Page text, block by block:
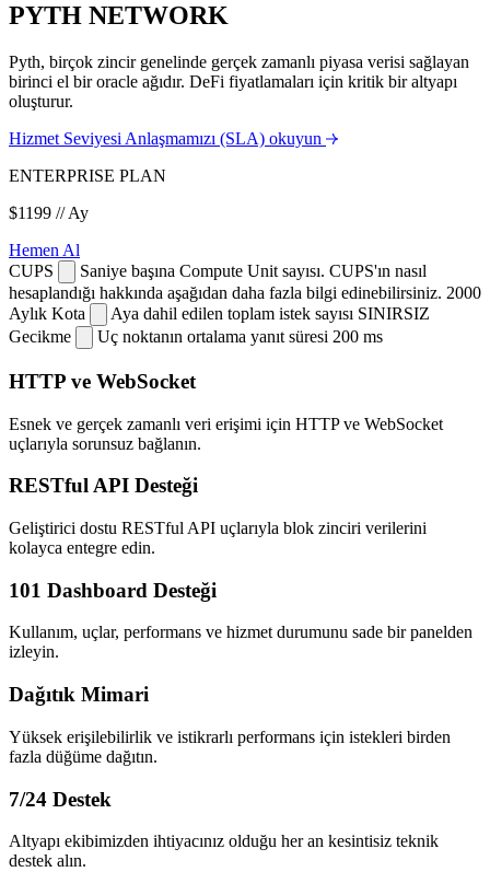
PYTH NETWORK
Pyth, birçok zincir genelinde gerçek zamanlı piyasa verisi sağlayan
birinci el bir oracle ağıdır. DeFi fiyatlamaları için kritik bir altyapı
oluşturur.
Hizmet Seviyesi Anlaşmamızı (SLA) okuyun
ENTERPRISE PLAN
$1199 // Ay
Hemen Al
CUPS
Saniye başına Compute Unit sayısı. CUPS'ın nasıl
hesaplandığı hakkında aşağıdan daha fazla bilgi edinebilirsiniz. 2000
Aylık Kota
Aya dahil edilen toplam istek sayısı SINIRSIZ
Gecikme
Uç noktanın ortalama yanıt süresi 200 ms
HTTP ve WebSocket
Esnek ve gerçek zamanlı veri erişimi için HTTP ve WebSocket
uçlarıyla sorunsuz bağlanın.
RESTful API Desteği
Geliştirici dostu RESTful API uçlarıyla blok zinciri verilerini
kolayca entegre edin.
101 Dashboard Desteği
Kullanım, uçlar, performans ve hizmet durumunu sade bir panelden
izleyin.
Dağıtık Mimari
Yüksek erişilebilirlik ve istikrarlı performans için istekleri birden
fazla düğüme dağıtın.
7/24 Destek
Altyapı ekibimizden ihtiyacınız olduğu her an kesintisiz teknik
destek alın.